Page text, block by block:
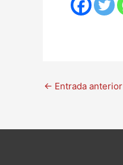
← Entrada anterior